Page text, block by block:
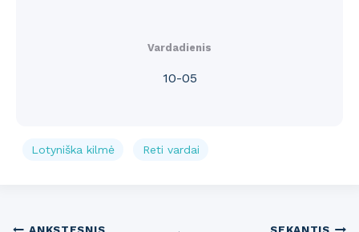
Vardadienis
10-05
Lotyniška kilmė Reti vardai